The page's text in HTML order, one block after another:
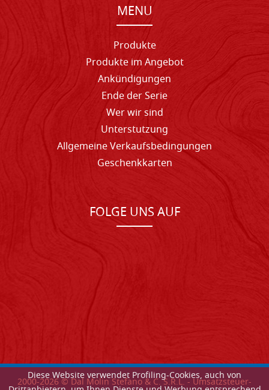
Diese Website verwendet Profiling-Cookies, auch von
MENU
Produkte
Produkte im Angebot
Ankündigungen
Ende der Serie
Wer wir sind
Unterstutzung
Allgemeine Verkaufsbedingungen
Geschenkkarten
FOLGE UNS AUF
2000-2026© Dal Molin Stefano & C. S.R.L. - Umsatzsteuer-